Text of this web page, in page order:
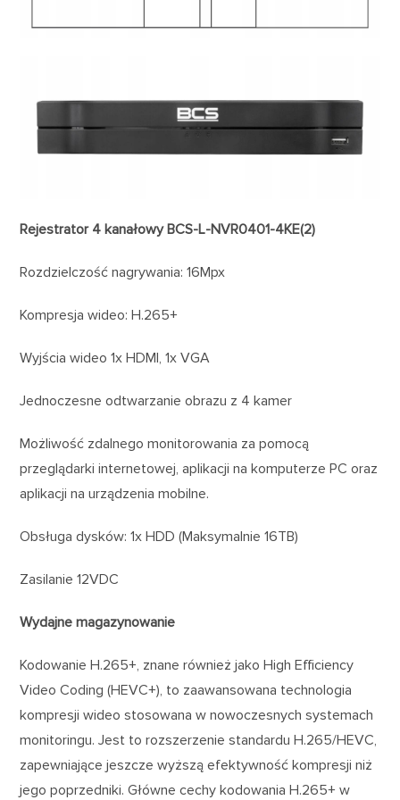
Rejestrator 4 kanałowy BCS-L-NVR0401-4KE(2)
Rozdzielczość nagrywania: 16Mpx
Kompresja wideo: H.265+
Wyjścia wideo 1x HDMI, 1x VGA
Jednoczesne odtwarzanie obrazu z 4 kamer
Możliwość zdalnego monitorowania za pomocą
przeglądarki internetowej, aplikacji na komputerze PC oraz
aplikacji na urządzenia mobilne.
Obsługa dysków: 1x HDD (Maksymalnie 16TB)
Zasilanie 12VDC
Wydajne magazynowanie
Kodowanie H.265+, znane również jako High Efficiency
Video Coding (HEVC+), to zaawansowana technologia
kompresji wideo stosowana w nowoczesnych systemach
monitoringu. Jest to rozszerzenie standardu H.265/HEVC,
zapewniające jeszcze wyższą efektywność kompresji niż
jego poprzedniki. Główne cechy kodowania H.265+ w